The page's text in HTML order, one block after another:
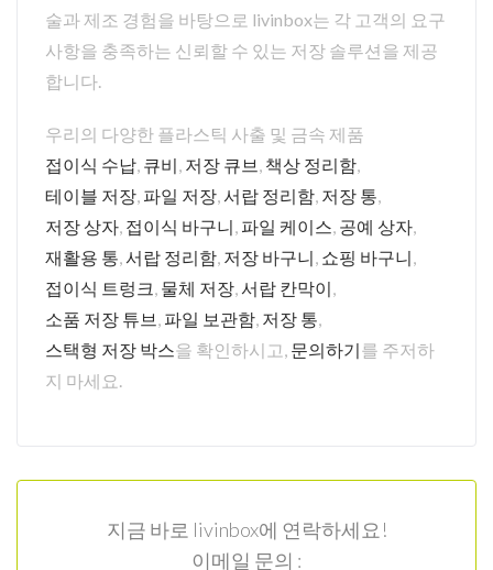
술과 제조 경험을 바탕으로 livinbox는 각 고객의 요구
사항을 충족하는 신뢰할 수 있는 저장 솔루션을 제공
합니다.
우리의 다양한 플라스틱 사출 및 금속 제품
접이식 수납 큐비 저장 큐브 책상 정리함
테이블 저장 파일 저장 서랍 정리함 저장 통
저장 상자 접이식 바구니 파일 케이스 공예 상자
재활용 통 서랍 정리함 저장 바구니 쇼핑 바구니
접이식 트렁크 물체 저장 서랍 칸막이
소품 저장 튜브 파일 보관함 저장 통
스택형 저장 박스을 확인하시고, 문의하기를 주저하
지 마세요.
지금 바로 livinbox에 연락하세요!
이메일 문의 :